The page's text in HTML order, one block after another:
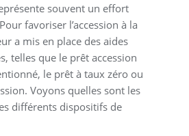
souvent un effort
favoriser l’accession à la
a mis en place des aides
telles que le prêt accession
le prêt à taux zéro ou
Voyons quelles sont les
différents dispositifs de